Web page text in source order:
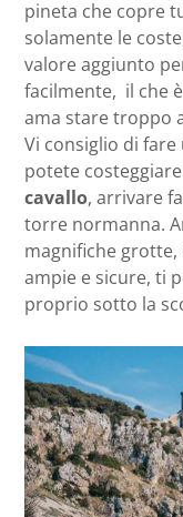
pineta che copre
solamente le
valore aggiunto
facilmente, il che
ama stare troppo
Vi consiglio di fare
potete
cavallo, arrivare
torre normanna.
magnifiche
ampie e sicure, ti
proprio sotto la